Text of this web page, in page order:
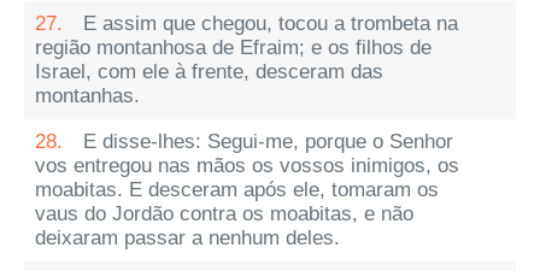
27.
E assim que chegou, tocou a trombeta na
região montanhosa de Efraim; e os filhos de
Israel, com ele à frente, desceram das
montanhas.
28.
E disse-lhes: Segui-me, porque o Senhor
vos entregou nas mãos os vossos inimigos, os
moabitas. E desceram após ele, tomaram os
vaus do Jordão contra os moabitas, e não
deixaram passar a nenhum deles.